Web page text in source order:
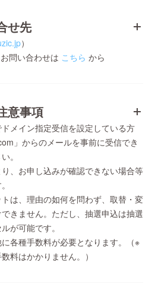
せ先
）
問い合わせは こちら から
意事項
メイン指定受信を設定している方
」からのメールを事前に受信でき
。
、お申し込みが確認できない場合等
は、理由の如何を問わず、取替・変
きません。ただし、抽選申込は抽選
が可能です。
各種手数料が必要となります。（※
料はかかりません。）